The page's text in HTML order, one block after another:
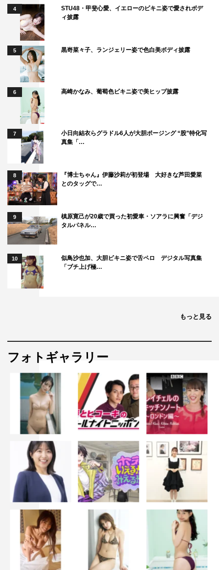
4
STU48・甲斐心愛、イエローのビキニ姿で愛されボデ
ィ披露
5 黒嵜菜々子、ランジェリー姿で色白美ボディ披露
6 高崎かなみ、葡萄色ビキニ姿で美ヒップ披露
7
小日向結衣らグラドル6人が大胆ポージング “股”特化写
真集「…
8
『博士ちゃん』伊藤沙莉が初登場 大好きな芦田愛菜
とのタッグで…
9
槙原寛己が20歳で買った初愛車・ソアラに興奮「デジ
タルパネル…
10
似鳥沙也加、大胆ビキニ姿で舌ペロ デジタル写真集
「ブチ上げ極…
もっと見る
フォトギャラリー